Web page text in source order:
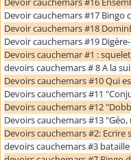
Devoir cauchemars #17 Bingo
Devoir cauchemars #18
Devoir cauchemars #19
Devoirs cauchemar #1 :
devoirs cauchemars # 8 A la
Devoirs cauchemars #10 Qui
Devoirs cauchemars #11
Devoirs cauchemars #12
Devoirs cauchemars #13 "Géo,
Devoirs cauchemars #2: Ecrire
devoirs cauchemars #3